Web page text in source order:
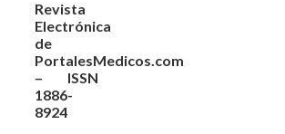
Revista
Electrónica
de
PortalesMedicos.com
– ISSN
1886-
8924